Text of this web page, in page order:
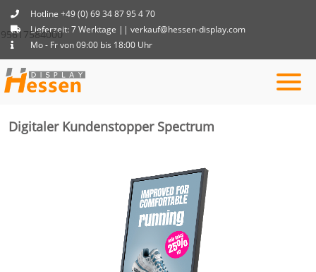
Hotline +49 (0) 69 34 87 95 4 70
Lieferzeit: 7 Werktage || verkauf@hessen-display.com
Mo - Fr von 09:00 bis 18:00 Uhr
Digitaler Kundenstopper Spectrum
95617584000